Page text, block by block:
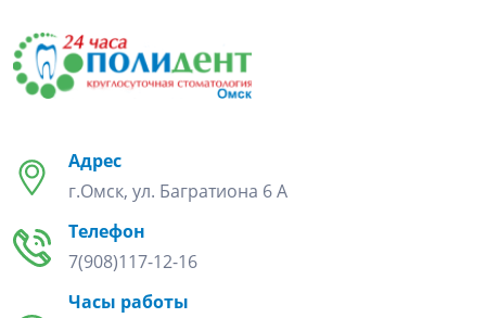
Адрес
г.Омск, ул. Багратиона 6 А
Телефон
7(908)117-12-16
Часы работы